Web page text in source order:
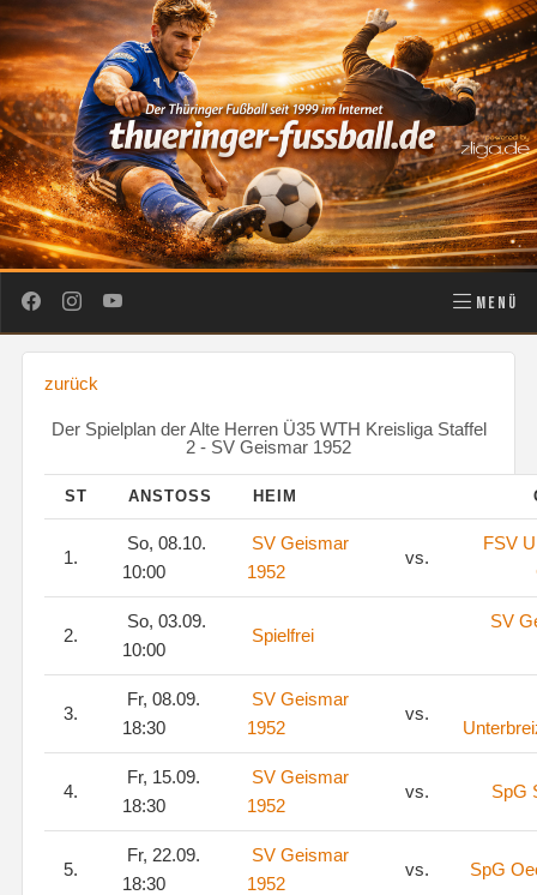
MENÜ
zurück
Der Spielplan der Alte Herren Ü35 WTH Kreisliga Staffel
2 - SV Geismar 1952
ST ANSTOSS HEIM
1.
So, 08.10.
10:00
SV Geismar
1952
vs.
FSV
2.
So, 03.09.
10:00
Spielfrei
SV
3.
Fr, 08.09.
18:30
SV Geismar
1952
vs.
4.
Fr, 15.09.
18:30
SV Geismar
1952
vs. SpG
5.
Fr, 22.09.
18:30
SV Geismar
1952
vs. SpG